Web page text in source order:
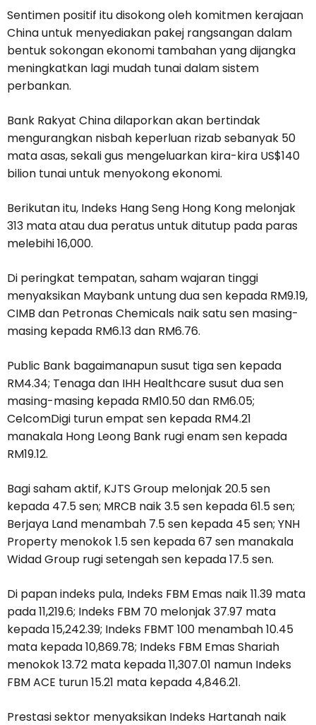
Sentimen positif itu disokong oleh komitmen kerajaan
China untuk menyediakan pakej rangsangan dalam
bentuk sokongan ekonomi tambahan yang dijangka
meningkatkan lagi mudah tunai dalam sistem
perbankan.
Bank Rakyat China dilaporkan akan bertindak
mengurangkan nisbah keperluan rizab sebanyak 50
mata asas, sekali gus mengeluarkan kira-kira US$140
bilion tunai untuk menyokong ekonomi.
Berikutan itu, Indeks Hang Seng Hong Kong melonjak
313 mata atau dua peratus untuk ditutup pada paras
melebihi 16,000.
Di peringkat tempatan, saham wajaran tinggi
menyaksikan Maybank untung dua sen kepada RM9.19,
CIMB dan Petronas Chemicals naik satu sen masing-
masing kepada RM6.13 dan RM6.76.
Public Bank bagaimanapun susut tiga sen kepada
RM4.34; Tenaga dan IHH Healthcare susut dua sen
masing-masing kepada RM10.50 dan RM6.05;
CelcomDigi turun empat sen kepada RM4.21
manakala Hong Leong Bank rugi enam sen kepada
RM19.12.
Bagi saham aktif, KJTS Group melonjak 20.5 sen
kepada 47.5 sen; MRCB naik 3.5 sen kepada 61.5 sen;
Berjaya Land menambah 7.5 sen kepada 45 sen; YNH
Property menokok 1.5 sen kepada 67 sen manakala
Widad Group rugi setengah sen kepada 17.5 sen.
Di papan indeks pula, Indeks FBM Emas naik 11.39 mata
pada 11,219.6; Indeks FBM 70 melonjak 37.97 mata
kepada 15,242.39; Indeks FBMT 100 menambah 10.45
mata kepada 10,869.78; Indeks FBM Emas Shariah
menokok 13.72 mata kepada 11,307.01 namun Indeks
FBM ACE turun 15.21 mata kepada 4,846.21.
Prestasi sektor menyaksikan Indeks Hartanah naik